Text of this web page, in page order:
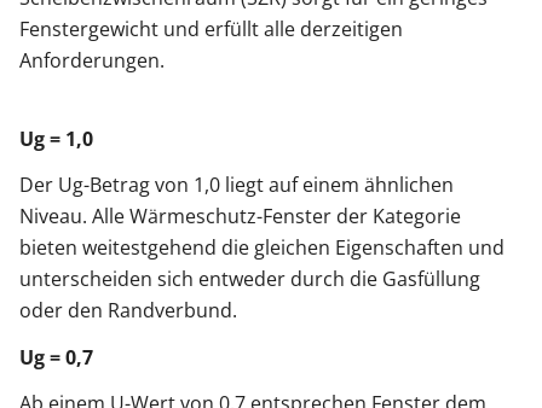
Fenstergewicht und erfüllt alle derzeitigen
Anforderungen.
Ug = 1,0
Der Ug-Betrag von 1,0 liegt auf einem ähnlichen
Niveau. Alle Wärmeschutz-Fenster der Kategorie
bieten weitestgehend die gleichen Eigenschaften und
unterscheiden sich entweder durch die Gasfüllung
oder den Randverbund.
Ug = 0,7